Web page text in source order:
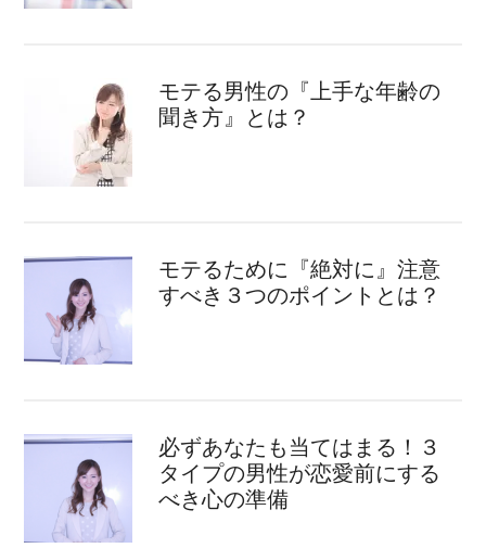
モテる男性の『上手な年齢の
聞き方』とは？
モテるために『絶対に』注意
すべき３つのポイントとは？
必ずあなたも当てはまる！３
タイプの男性が恋愛前にする
べき心の準備